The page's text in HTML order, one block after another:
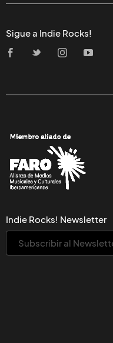
Sigue a Indie Rocks!
Indie Rocks! Newsletter